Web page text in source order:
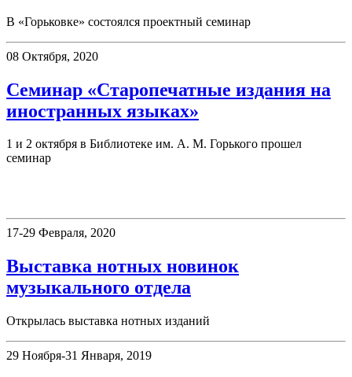
В «Горьковке» состоялся проектный семинар
08 Октября, 2020
Семинар «Старопечатные издания на
иностранных языках»
1 и 2 октября в Библиотеке им. А. М. Горького прошел
семинар
17-29 Февраля, 2020
Выставка нотных новинок
музыкального отдела
Открылась выставка нотных изданий
29 Ноября-31 Января, 2019